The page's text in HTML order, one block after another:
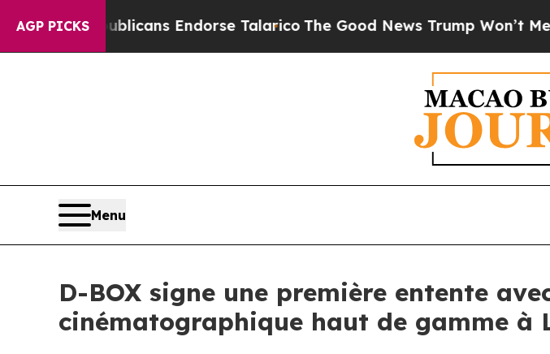
AGP PICKS Endorse TalaricoThe Good News Trump Won’t Mention:
Menu
D-BOX signe une première entente
cinématographique haut de gamme à